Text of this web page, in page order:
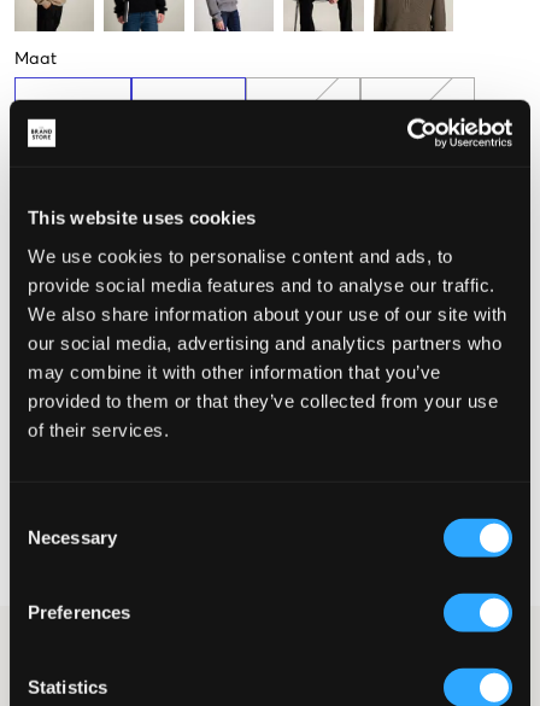
This website uses cookies
We use cookies to personalise content and ads, to
provide social media features and to analyse our traffic.
We also share information about your use of our site with
our social media, advertising and analytics partners who
may combine it with other information that you’ve
provided to them or that they’ve collected from your use
of their services.
Selection
Necessary
Preferences
Statistics
Maat
De maat lijkt
Te klein Perfect Te groot
MAATTABEL
Snelle levering
Gratis verzending vanaf €69
kledingstukken voor herfst en winter.